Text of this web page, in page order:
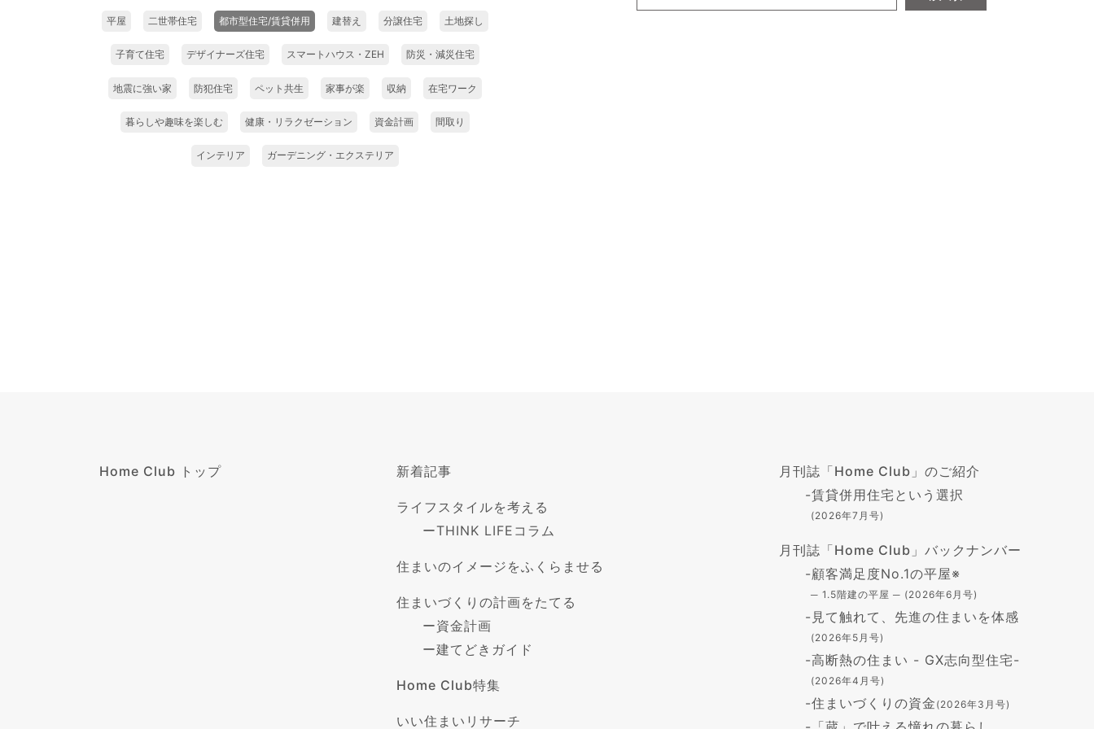
平屋 二世帯住宅 都市型住宅/賃貸併用 建替え 分譲住宅 土地探し
子育て住宅 デザイナーズ住宅 スマートハウス・ZEH 防災・減災住宅
地震に強い家 防犯住宅 ペット共生 家事が楽 収納 在宅ワーク
暮らしや趣味を楽しむ 健康・リラクゼーション 資金計画 間取り
インテリア ガーデニング・エクステリア
Home Club トップ 新着記事
ライフスタイルを考える
ーTHINK LIFEコラム
住まいのイメージをふくらませる
住まいづくりの計画をたてる
ー資金計画
ー建てどきガイド
Home Club特集
いい住まいリサーチ
月刊誌「Home Club」のご紹介
-賃貸併用住宅という選択
(2026年7月号)
月刊誌「Home Club」バックナンバー
-顧客満足度No.1の平屋※
─ 1.5階建の平屋 ─ (2026年6月号)
- 見て触れて、先進の住まいを体感
(2026年5月号)
-高断熱の住まい - GX志向型住宅-
(2026年4月号)
-住まいづくりの資金 (2026年3月号)